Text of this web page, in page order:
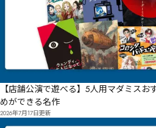
【店舗公演で遊べる】5人用マダミス
めができる名作
2026年7月17日更新